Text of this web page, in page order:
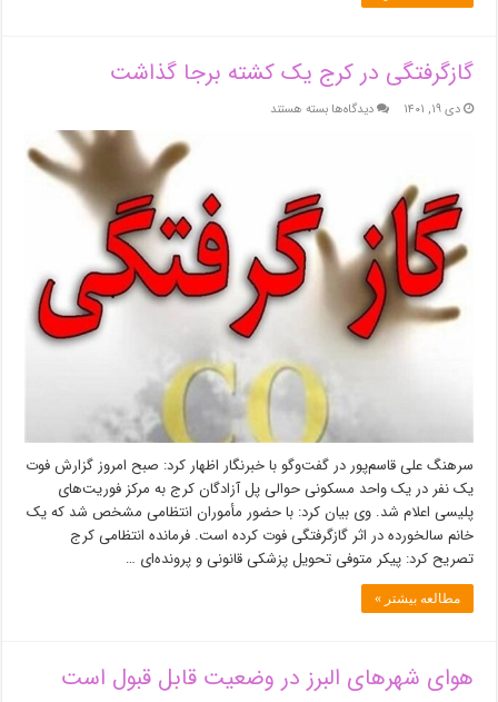
گازگرفتگی در کرج یک کشته برجا گذاشت
دی ۱۹, ۱۴۰۱ دیدگاه‌هابرای
یک
کشته
برجا
گذاشت
بسته هستند
سرهنگ علی قاسم‌پور در گفت‌وگو با خبرنگار اظهار کرد: صبح امروز گزارش فوت
یک نفر در یک واحد مسکونی حوالی پل آزادگان کرج به مرکز فوریت‌های
پلیسی اعلام شد. وی بیان کرد: با حضور مأموران انتظامی مشخص شد که یک
خانم سالخورده در اثر گازگرفتگی فوت کرده است. فرمانده انتظامی کرج
تصریح کرد: پیکر متوفی تحویل پزشکی قانونی و پرونده‌ای …
مطالعه بیشتر »
هوای شهرهای البرز در وضعیت قابل قبول است